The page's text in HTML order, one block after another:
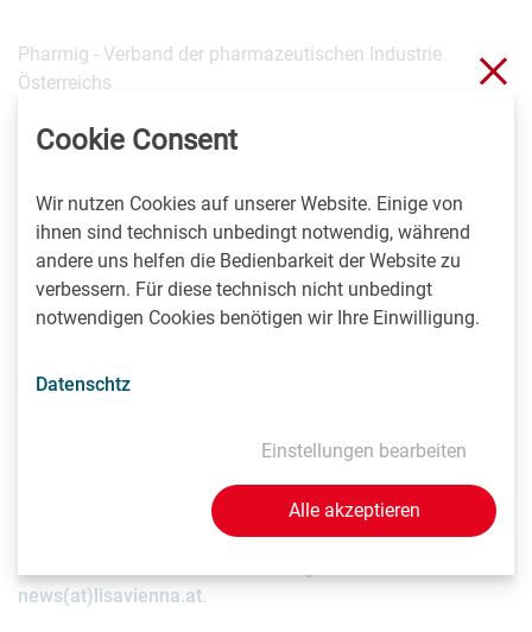
Pharmig - Verband der pharmazeutischen Industrie
Österreichs
Head of Communication & PR
peter.richter(at)pharmig.at
www.pharmig.at
Die inhaltliche Verantwortung für diesen Beitrag liegt
ausschließlich beim Aussender. Beiträge können
Ereignisse beruhen, die zur Zeit der Erstellung des Beitrags
zukunftsgerichteten Aussagen.
Als Life Sciences Organisation mit Sitz in Wien möchten
Sie, dass LISAvienna auf Ihre News und Events hinweist?
news(at)lisavienna.at.
Cookie Consent
Wir nutzen Cookies auf unserer Website. Einige von
ihnen sind technisch unbedingt notwendig, während
andere uns helfen die Bedienbarkeit der Website zu
verbessern. Für diese technisch nicht unbedingt
notwendigen Cookies benötigen wir Ihre Einwilligung.
Datenschtz
Einstellungen bearbeiten
Alle akzeptieren